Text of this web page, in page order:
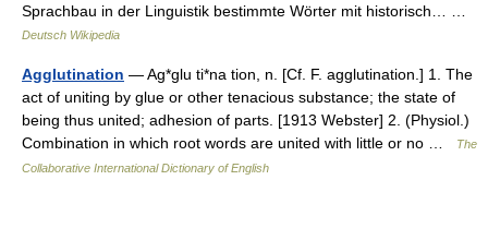
Sprachbau in der Linguistik bestimmte Wörter mit historisch… …
Deutsch Wikipedia
Agglutination — Ag*glu ti*na tion, n. [Cf. F. agglutination.] 1. The
act of uniting by glue or other tenacious substance; the state of
being thus united; adhesion of parts. [1913 Webster] 2. (Physiol.)
Combination in which root words are united with little or no …
The
Collaborative International Dictionary of English